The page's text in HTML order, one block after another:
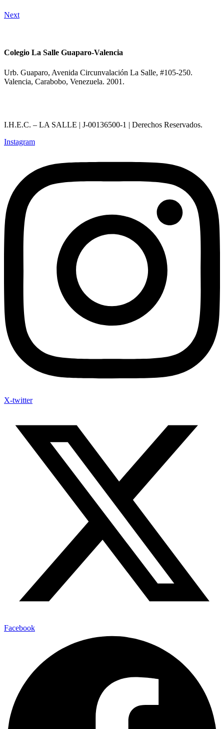
Next
Colegio La Salle Guaparo-Valencia
Urb. Guaparo, Avenida Circunvalación La Salle, #105-250.
Valencia, Carabobo, Venezuela. 2001.
I.H.E.C. – LA SALLE | J-00136500-1 | Derechos Reservados.
Instagram
X-twitter
Facebook